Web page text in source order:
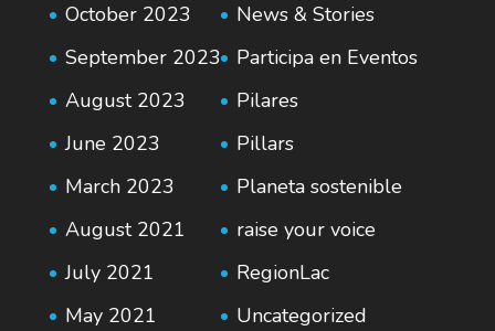
October 2023
September 2023
August 2023
June 2023
March 2023
August 2021
July 2021
May 2021
News & Stories
Participa en Eventos
Pilares
Pillars
Planeta sostenible
raise your voice
RegionLac
Uncategorized